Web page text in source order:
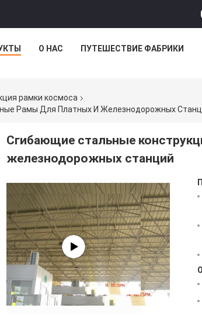
О НАС ПУТЕШЕСТВИЕ ФАБРИКИ
рамки космоса
Рамы Для Платных И Железнодорожных
Сгибающие стальные
железнодорожных станций